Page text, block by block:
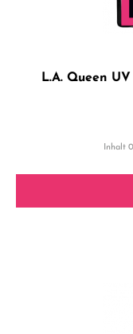
L.A. Queen
Inhalt